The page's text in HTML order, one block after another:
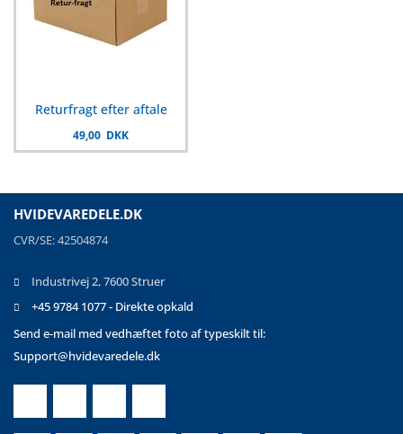
Returfragt efter aftale
49,00 DKK
HVIDEVAREDELE.DK
CVR/SE: 42504874
Industrivej 2, 7600 Struer
+45 9784 1077 - Direkte opkald
Send e-mail med vedhæftet foto af typeskilt til:
Support@hvidevaredele.dk